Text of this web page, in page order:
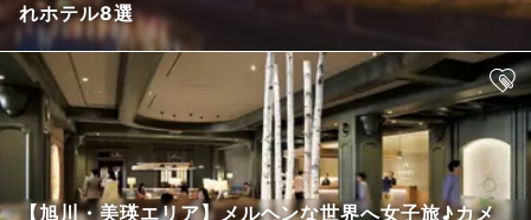
れホテル8選
【旭川・美瑛エリア】メルヘンな世界へ女子旅♪カメ